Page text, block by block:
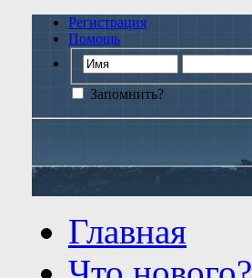
Регистрация
Помощь
Запомнить?
Главная